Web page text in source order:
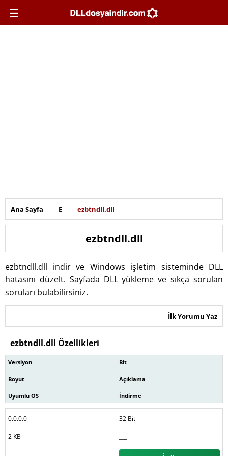
☰
Ana Sayfa - E - ezbtndll.dll
ezbtndll.dll
ezbtndll.dll indir ve Windows işletim sisteminde DLL
hatasını düzelt. Sayfada DLL yükleme ve sıkça sorulan
soruları bulabilirsiniz.
İlk Yorumu Yaz
ezbtndll.dll Özellikleri
Versiyon Bit
Boyut Açıklama
Uyumlu OS İndirme
0.0.0.0 32 Bit
2 KB